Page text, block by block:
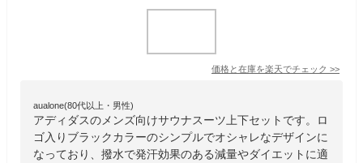
価格と在庫を楽天でチェック >>
aualone(80代以上・男性)
アディダスのメンズ向けサウナスーツ上下セットです。ロ
ゴ入りブラックカラーのシンプルでオシャレなデザインに
なっており、撥水で発汗効果のある減量やダイエットに適